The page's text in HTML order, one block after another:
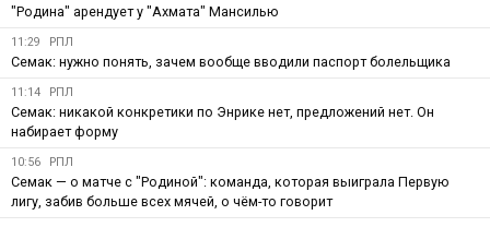
"Родина" арендует у "Ахмата" Мансилью
11:29 РПЛ
Семак: нужно понять, зачем вообще вводили паспорт болельщика
11:14 РПЛ
Семак: никакой конкретики по Энрике нет, предложений нет. Он
набирает форму
10:56 РПЛ
Семак — о матче с "Родиной": команда, которая выиграла Первую
лигу, забив больше всех мячей, о чём-то говорит